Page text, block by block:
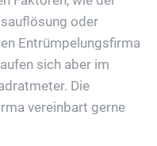
oder
Entrümpelungsfirma
sich aber im
Die
vereinbart gerne